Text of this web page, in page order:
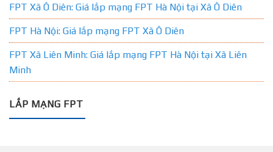
FPT Xã Ô Diên: Giá lắp mạng FPT Hà Nội tại Xã Ô Diên
FPT Hà Nội: Giá lắp mạng FPT Xã Ô Diên
FPT Xã Liên Minh: Giá lắp mạng FPT Hà Nội tại Xã Liên
Minh
LẮP MẠNG FPT